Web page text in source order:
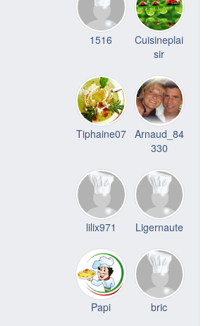
1516
Cuisineplai
sir
Tiphaine07
Arnaud_84
330
lilix971 Ligernaute
Papi bric